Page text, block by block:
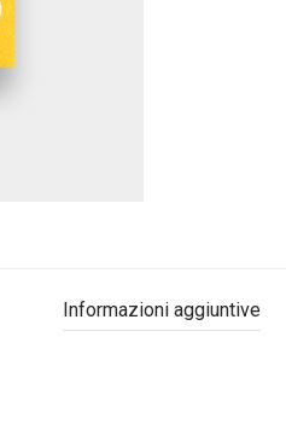
Informazioni aggiuntive